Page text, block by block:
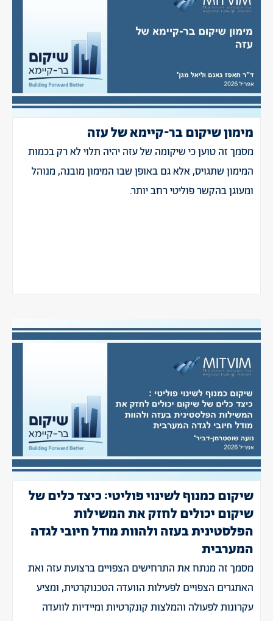
מימון שיקום בר-קיימא של עזה
מסמך זה טוען כי שיקומה של עזה יהיה תלוי לא רק בכמות
המימון שתגויס, אלא גם באופן שבו המימון מובנה, מנוהל
ומעוגן בהקשר פוליטי רחב יותר.
שיקום כמנוף לשינוי פוליטי: כיצד כלים של
שיקום יכולים לחזק את המשילות
הפלסטינית בעזה ולהוות מודל חיובי לגדה
המערבית
מסמך זה מנתח את התרחישים הצפויים ברצועת עזה ואת
האתגרים הצפויים לפעילות הוועדה הטכנוקרטית, ומציע
עקרונות לפעולה והמלצות קונקרטיות ומיידיות לוועדה